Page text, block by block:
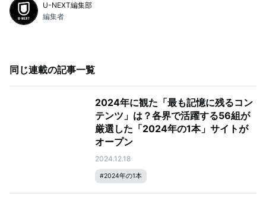
U-NEXT編集部
編集者
同じ連載の記事一覧
2024年に観た「最も記憶に残るコン
テンツ」は？各界で活躍する56組が
厳選した「2024年の1本」サイトが
オープン
2024.12.18
#2024年の1本